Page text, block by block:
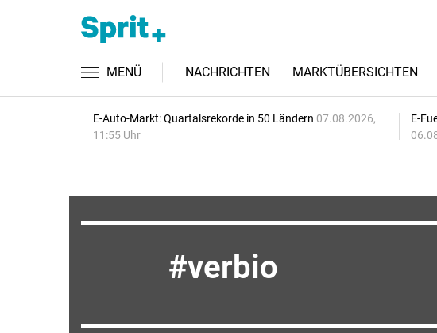
MENÜ NACHRICHTEN MARKTÜBERSICHTEN
E-Auto-Markt: Quartalsrekorde in 50 Ländern 07.08.2026,
11:55 Uhr
E-
verbio